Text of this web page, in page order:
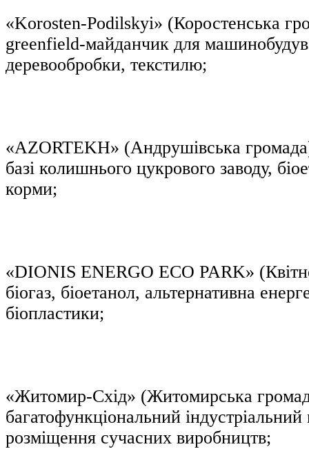
«Korosten-Podilskyi» (Коростенська
greenfield-майданчик для
деревообробки, текстилю;
«AZORTEKH» (Андрушівська
базі колишнього цукрового заводу,
корми;
«DIONIS ENERGO ECO PARK»
біогаз, біоетанол, альтернативна
біопластики;
«Житомир-Схід» (Житомирська
багатофункціональний
розміщення сучасних виробництв;